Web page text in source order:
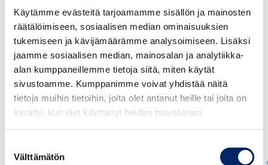
Käytämme evästeitä tarjoamamme sisällön ja mainosten
räätälöimiseen, sosiaalisen median ominaisuuksien
tukemiseen ja kävijämäärämme analysoimiseen. Lisäksi
jaamme sosiaalisen median, mainosalan ja analytiikka-
alan kumppaneillemme tietoja siitä, miten käytät
sivustoamme. Kumppanimme voivat yhdistää näitä
tietoja muihin tietoihin, joita olet antanut heille tai joita on
kerätty, kun olet käyttänyt heidän palvelujaan.
valinta
Välttämätön